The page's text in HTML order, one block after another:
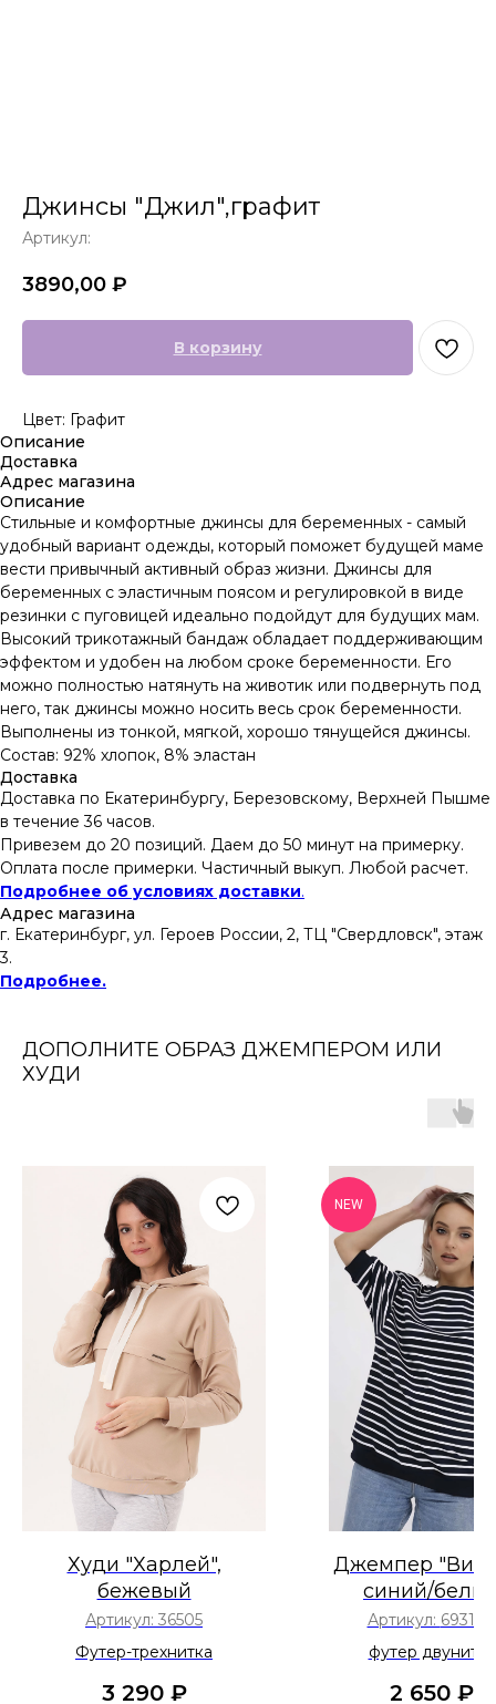
Джинсы "Джил",графит
Артикул:
3890,00 ₽
В корзину
Цвет: Графит
Описание
Доставка
Адрес магазина
Описание
Стильные и комфортные джинсы для беременных - самый
удобный вариант одежды, который поможет будущей маме
вести привычный активный образ жизни. Джинсы для
беременных с эластичным поясом и регулировкой в виде
резинки с пуговицей идеально подойдут для будущих мам.
Высокий трикотажный бандаж обладает поддерживающим
эффектом и удобен на любом сроке беременности. Его
можно полностью натянуть на животик или подвернуть под
него, так джинсы можно носить весь срок беременности.
Выполнены из тонкой, мягкой, хорошо тянущейся джинсы.
Состав: 92% хлопок, 8% эластан
Доставка
Доставка по Екатеринбургу, Березовскому, Верхней Пышме
в течение 36 часов.
Привезем до 20 позиций. Даем до 50 минут на примерку.
Оплата после примерки. Частичный выкуп. Любой расчет.
Подробнее об условиях доставки.
Адрес магазина
г. Екатеринбург, ул. Героев России, 2, ТЦ "Свердловск", этаж
3.
Подробнее.
ДОПОЛНИТЕ ОБРАЗ ДЖЕМПЕРОМ ИЛИ
ХУДИ
Худи "Харлей",
бежевый
Артикул: 36505
Футер-трехнитка
3 290 ₽
NEW
Джемпер
синий/
Артикул: 69314/1
футер двунитка
2 650 ₽